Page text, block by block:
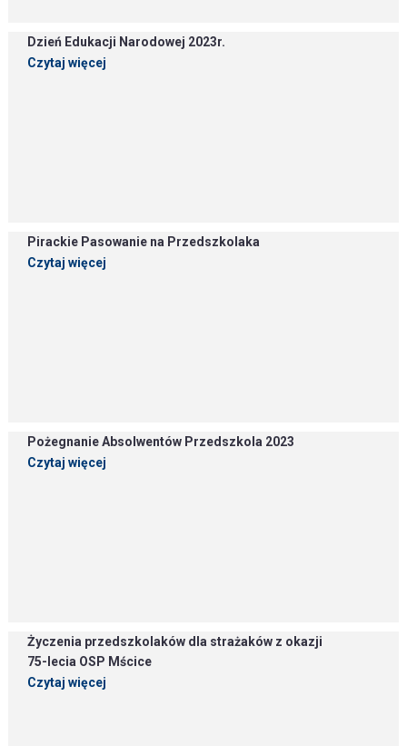
Dzień Edukacji Narodowej 2023r.
Czytaj więcej
Pirackie Pasowanie na Przedszkolaka
Czytaj więcej
Pożegnanie Absolwentów Przedszkola 2023
Czytaj więcej
Życzenia przedszkolaków dla strażaków z okazji
75-lecia OSP Mścice
Czytaj więcej